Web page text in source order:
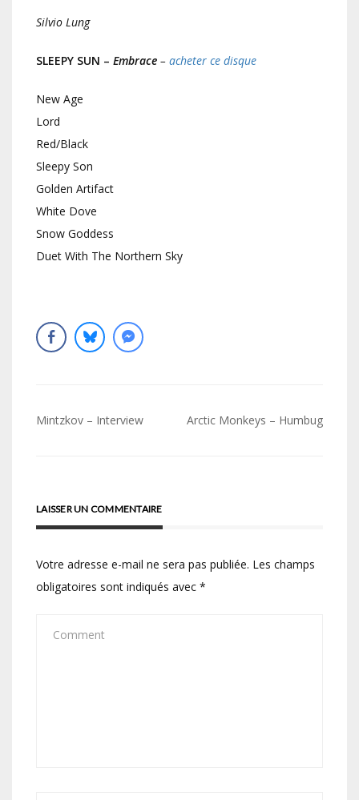
Silvio Lung
SLEEPY SUN – Embrace – acheter ce disque
New Age
Lord
Red/Black
Sleepy Son
Golden Artifact
White Dove
Snow Goddess
Duet With The Northern Sky
Navigation
Mintzkov – Interview Arctic Monkeys – Humbug
LAISSER UN COMMENTAIRE
Votre adresse e-mail ne sera pas publiée. Les champs
obligatoires sont indiqués avec *